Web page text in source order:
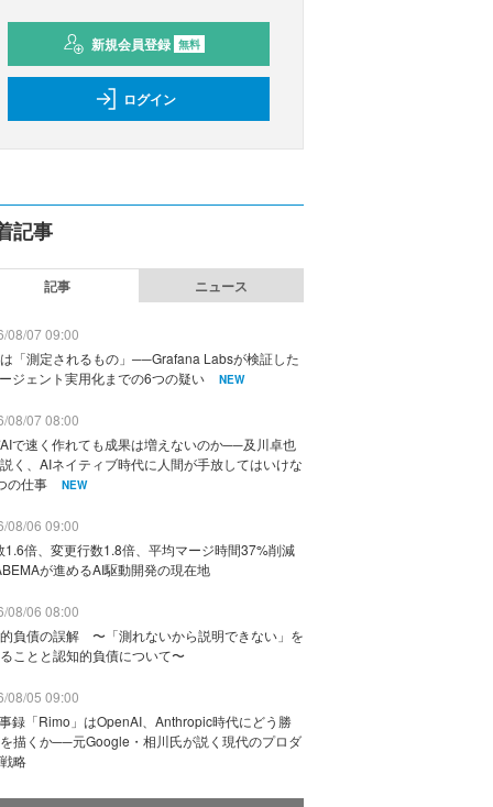
新規会員登録 無料
ログイン
記事
記事 ニュース
08/07 09:00
「測定されるもの」──Grafana Labsが検証した
ジェント実用化までの6つの疑い
NEW
08/07 08:00
で速く作れても成果は増えないのか──及川卓也
く、AIネイティブ時代に人間が手放してはいけな
の仕事
NEW
08/06 09:00
1.6倍、変更行数1.8倍、平均マージ時間37%削減
が進めるAI駆動開発の現在地
08/06 08:00
負債の誤解 〜「測れないから説明できない」を
ことと認知的負債について〜
08/05 09:00
録「Rimo」はOpenAI、Anthropic時代にどう勝
描くか──元Google・相川氏が説く現代のプロダ
略